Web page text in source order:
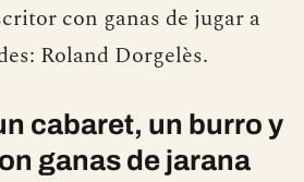
con ganas de jugar a
Roland Dorgelès.
cabaret, un burro y
ganas de jarana